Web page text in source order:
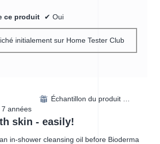
ce produit ✔ Oui
initialement sur Home Tester Club
⊞
7 années
skin - easily!
in-shower cleansing oil before Bioderma